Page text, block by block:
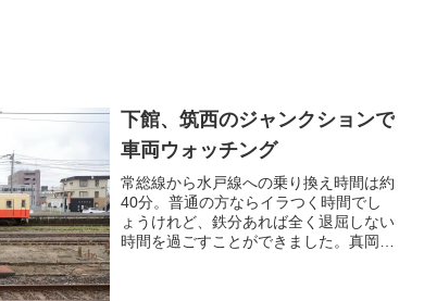
下館、筑西のジャンクションで
車両ウォッチング
常総線から水戸線への乗り換え時間は約
40分。普通の方ならイラつく時間でし
ょうけれど、鉄分あれば全く退屈しない
時間を過ごすことができました。真岡の